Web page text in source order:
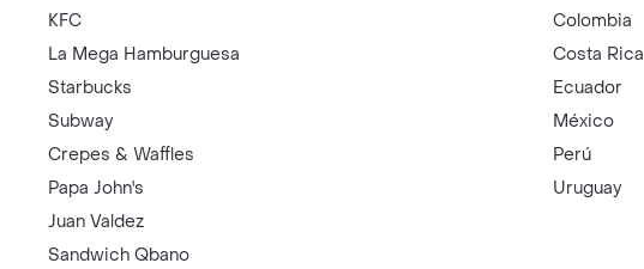
KFC
La Mega Hamburguesa
Starbucks
Subway
Crepes & Waffles
Papa John's
Juan Valdez
Sandwich Qbano
Colombia
Costa Rica
Ecuador
México
Perú
Uruguay